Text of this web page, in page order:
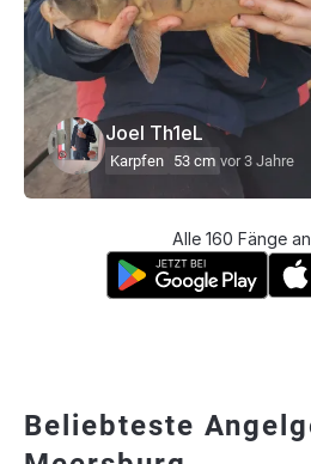
Joel Th1eL
Karpfen 53 cm vor 3 Jahre
Alle 160 Fänge
Beliebteste